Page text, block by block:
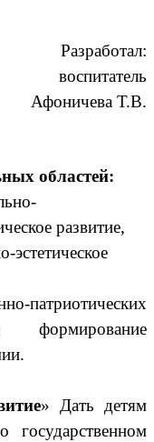
Разработал:
воспитатель
Афоничева Т.В.
областей:
развитие,
эстетическое
патриотических
формирование
»Дать детям